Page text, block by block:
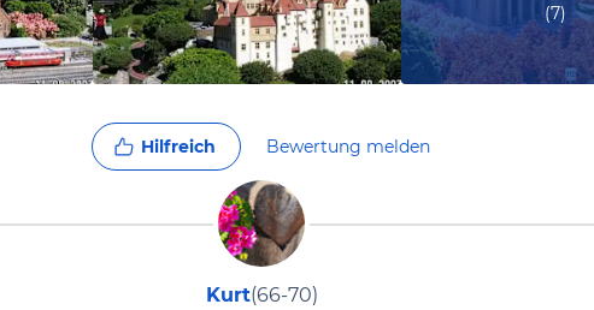
(7)
Hilfreich Bewertung melden
Kurt(66-70)